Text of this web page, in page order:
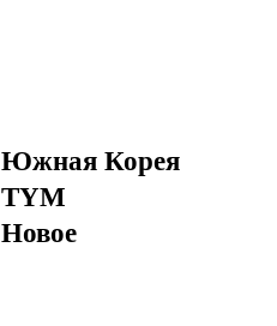
Южная Корея
TYM
Новое